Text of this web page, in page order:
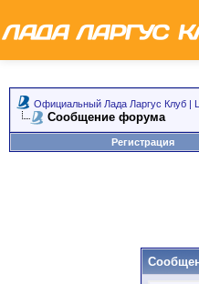
Официальный Лада Ларгус Клуб |
Сообщение форума
Регистрация